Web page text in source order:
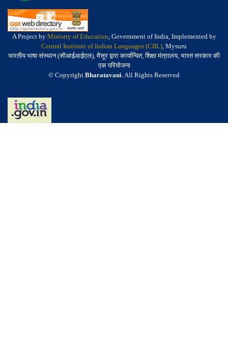
A Project by Ministry of Education, Government of India, Implemented by
Central Institute of Indian Languages (CIIL), Mysuru
भारतीय भाषा संस्थान (सीआईआईएल), मैसूर द्वारा कार्यान्वित, शिक्षा मंत्रालय, भारत सरकार की
एक परियोजना
© Copyright Bharatavani. All Rights Reserved